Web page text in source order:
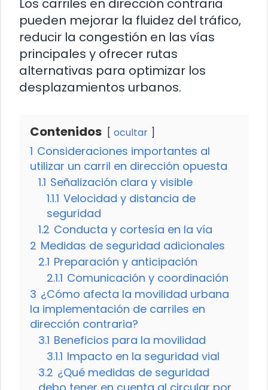
Los carriles en dirección contraria
pueden mejorar la fluidez del tráfico,
reducir la congestión en las vías
principales y ofrecer rutas
alternativas para optimizar los
desplazamientos urbanos.
Contenidos ocultar
1 Consideraciones importantes al
utilizar un carril en dirección opuesta
1.1 Señalización clara y visible
1.1.1 Velocidad y distancia de
seguridad
1.2 Conducta y cortesía en la vía
2 Medidas de seguridad adicionales
2.1 Preparación y anticipación
2.1.1 Comunicación y coordinación
3 ¿Cómo afecta la movilidad urbana
la implementación de carriles en
dirección contraria?
3.1 Beneficios para la movilidad
3.1.1 Impacto en la seguridad vial
3.2 ¿Qué medidas de seguridad